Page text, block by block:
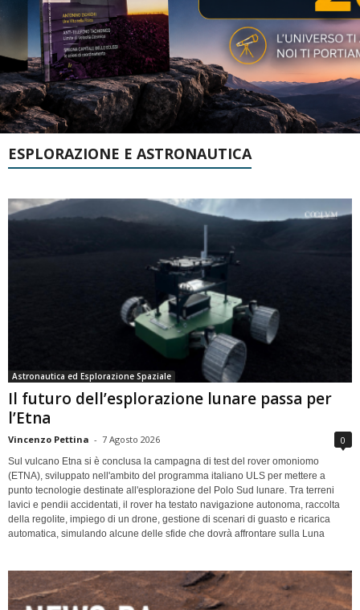
ESPLORAZIONE E ASTRONAUTICA
Astronautica ed Esplorazione Spaziale
Il futuro dell’esplorazione lunare passa per
l’Etna
Vincenzo Pettina - 7 Agosto 2026 0
Sul vulcano Etna si è conclusa la campagna di test del rover omoniomo
(ETNA), sviluppato nell'ambito del programma italiano ULS per mettere a
punto tecnologie destinate all'esplorazione del Polo Sud lunare. Tra terreni
lavici e pendii accidentati, il rover ha testato navigazione autonoma, raccolta
della regolite, impiego di un drone, gestione di scenari di guasto e ricarica
automatica, simulando alcune delle sfide che dovrà affrontare sulla Luna